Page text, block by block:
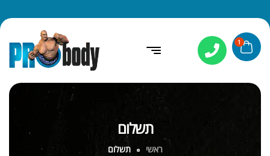
1
תשלום
ראשי תשלום